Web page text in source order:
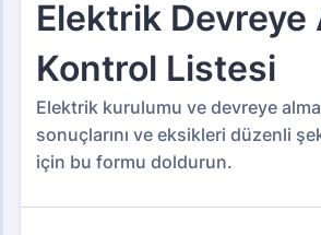
Kontrol Listesi
273 Şablon